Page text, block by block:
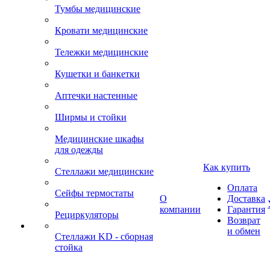
Тумбы медицинские
Кровати медицинские
Тележки медицинские
Кушетки и банкетки
Аптечки настенные
Ширмы и стойки
Медицинские шкафы
для одежды
Стеллажи медицинские
Сейфы термостаты
Рециркуляторы
Стеллажи KD - сборная
стойка
О
компании
Как купить
Оплата
Доставка
Гарантия
Возврат
и обмен